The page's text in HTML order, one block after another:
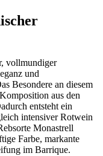
vollmundiger
und
Besondere an diesem
aus den
entsteht ein
intensiver Rotwein
Monastrell
Farbe, markante
im Barrique.